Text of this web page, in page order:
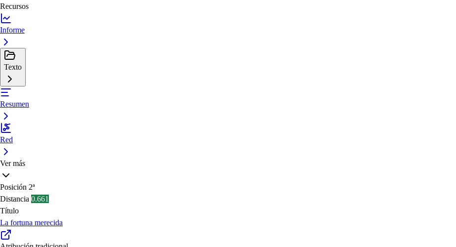
Recursos
Informe
Texto
Resumen
Red
Ver más
Posición 2ª
Distancia 0.661
Título
La fortuna merecida